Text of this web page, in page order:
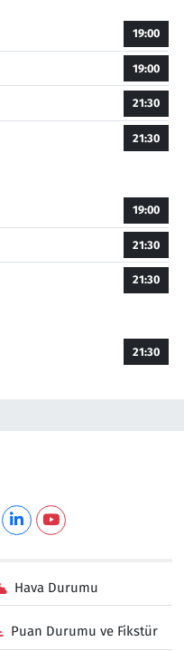
19:00
19:00
21:30
21:30
19:00
21:30
21:30
21:30
Hava Durumu
Puan Durumu ve Fikstür